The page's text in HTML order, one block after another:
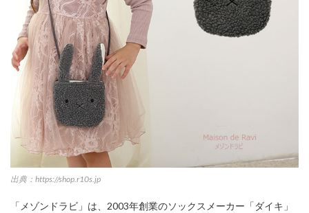
出典：https://shop.r10s.jp
「メゾンドラビ」は、2003年創業のソックスメーカー「ダイキ」